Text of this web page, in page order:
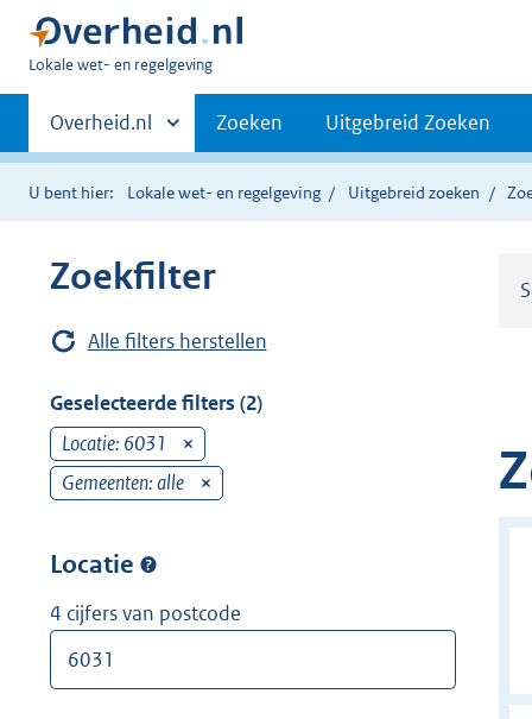
U
hier:
Lokale wet- en regelgeving
Primaire
navigatie
Andere
sites
binnen
Overheid.nl Zoeken Uitgebreid Zoeken
U bent hier: Lokale wet- en regelgeving Uitgebreid zoeken
Zoekfilter
Alle filters herstellen
Geselecteerde filters (2)
Locatie: 6031
e
r
j
d
Gemeenten: alle
i
Locatie
4 cijfers van postcode